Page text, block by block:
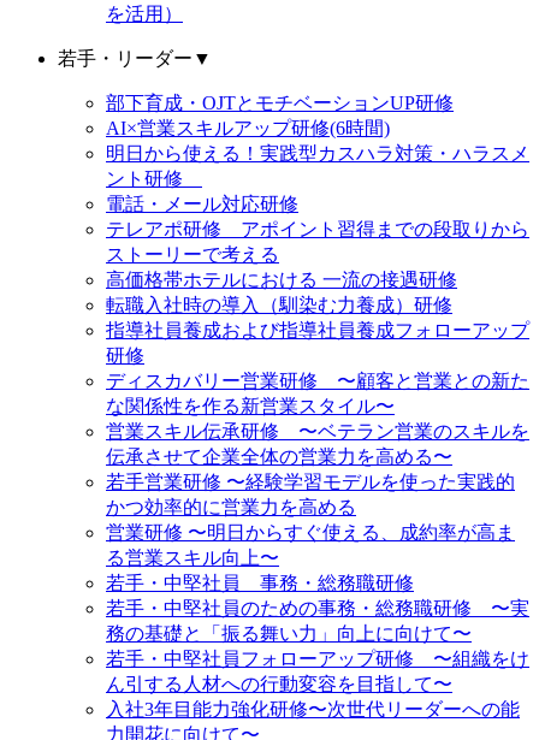
を活用）
若手・リーダー ▼
部下育成・OJTとモチベーションUP研修
AI×営業スキルアップ研修(6時間)
明日から使える！実践型カスハラ対策・ハラスメ
ント研修
電話・メール対応研修
テレアポ研修 アポイント習得までの段取りから
ストーリーで考える
高価格帯ホテルにおける 一流の接遇研修
転職入社時の導入（馴染む力養成）研修
指導社員養成および指導社員養成フォローアップ
研修
ディスカバリー営業研修 〜顧客と営業との新た
な関係性を作る新営業スタイル〜
営業スキル伝承研修 〜ベテラン営業のスキルを
伝承させて企業全体の営業力を高める〜
若手営業研修 〜経験学習モデルを使った実践的
かつ効率的に営業力を高める
営業研修 〜明日からすぐ使える、成約率が高ま
る営業スキル向上〜
若手・中堅社員 事務・総務職研修
若手・中堅社員のための事務・総務職研修 〜実
務の基礎と「振る舞い力」向上に向けて〜
若手・中堅社員フォローアップ研修 〜組織をけ
ん引する人材への行動変容を目指して〜
入社3年目能力強化研修〜次世代リーダーへの能
力開花に向けて〜